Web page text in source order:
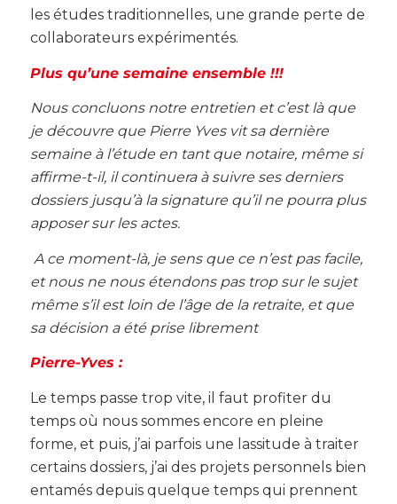
les études traditionnelles, une grande perte de
collaborateurs expérimentés.
Plus qu’une semaine ensemble !!!
Nous concluons notre entretien et c’est là que
je découvre que Pierre Yves vit sa dernière
semaine à l’étude en tant que notaire, même si
affirme-t-il, il continuera à suivre ses derniers
dossiers jusqu’à la signature qu’il ne pourra plus
apposer sur les actes.
A ce moment-là, je sens que ce n’est pas facile,
et nous ne nous étendons pas trop sur le sujet
même s’il est loin de l’âge de la retraite, et que
sa décision a été prise librement
Pierre-Yves :
Le temps passe trop vite, il faut profiter du
temps où nous sommes encore en pleine
forme, et puis, j’ai parfois une lassitude à traiter
certains dossiers, j’ai des projets personnels bien
entamés depuis quelque temps qui prennent